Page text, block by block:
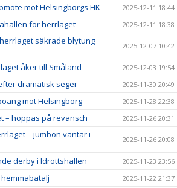
mot Helsingborgs HK 2025-12-11 18:44
för herrlaget 2025-12-11 18:38
säkrade blytung
2025-12-07 10:42
åker till Småland 2025-12-03 19:54
dramatisk seger 2025-11-30 20:49
mot Helsingborg 2025-11-28 22:38
– hoppas på revansch 2025-11-26 20:31
– jumbon väntar i
2025-11-26 20:08
derby i Idrottshallen 2025-11-23 23:56
2025-11-22 21:37